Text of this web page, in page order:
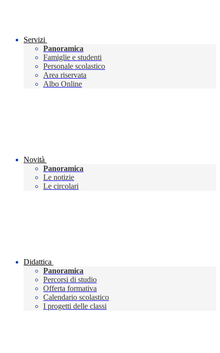
Servizi
Panoramica
Famiglie e studenti
Personale scolastico
Area riservata
Albo Online
Novità
Panoramica
Le notizie
Le circolari
Didattica
Panoramica
Percorsi di studio
Offerta formativa
Calendario scolastico
I progetti delle classi